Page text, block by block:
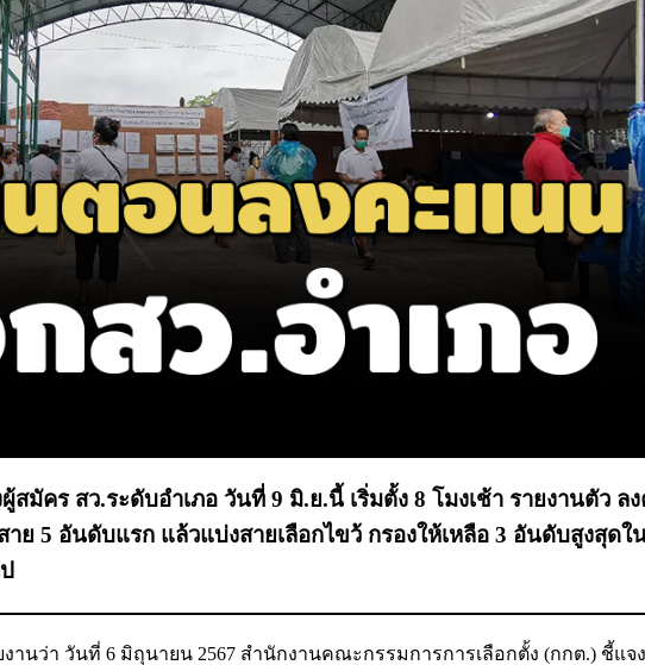
มัคร สว.ระดับอำเภอ วันที่ 9 มิ.ย.นี้ เริ่มตั้ง 8 โมงเช้า รายงานตัว ล
ย 5 อันดับแรก แล้วแบ่งสายเลือกไขว้ กรองให้เหลือ 3 อันดับสูงสุดใ
งานว่า วันที่ 6 มิถุนายน 2567 สำนักงานคณะกรรมการการเลือกตั้ง (กกต.) ชี้แ